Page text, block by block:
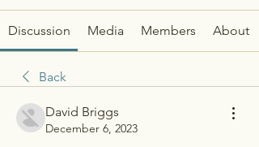
Discussion Media Members About
Back
David Briggs
December 6, 2023